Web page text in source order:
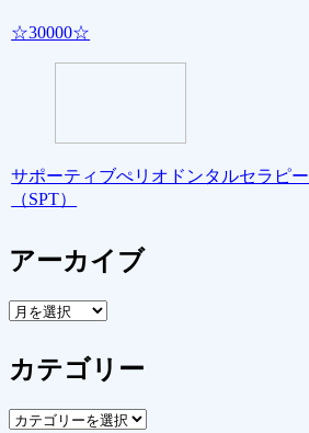
☆30000☆
サポーティブぺリオドンタルセラピー
（SPT）
アーカイブ
ア
カ
イ
カテゴリー
カ